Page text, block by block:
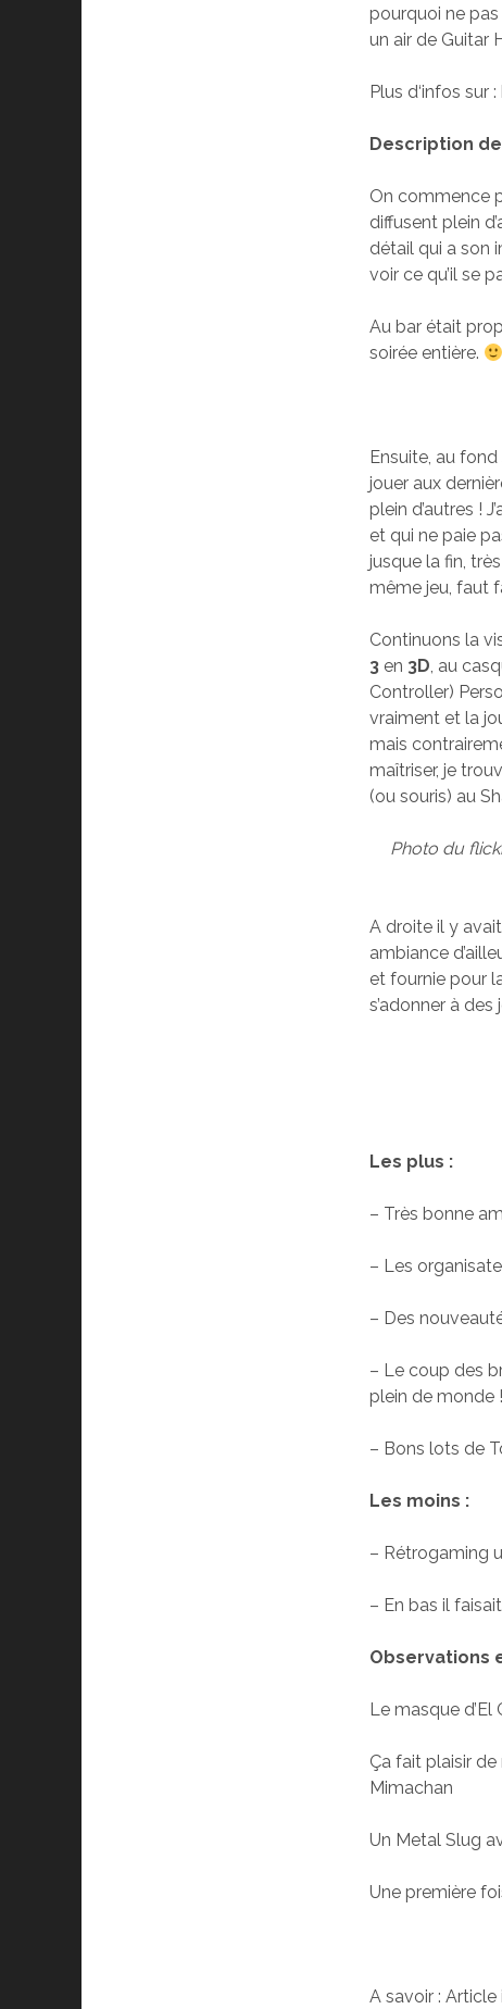
pourquoi ne
un air de Guitar
Plus d‘infos sur
Description
On commence
diffusent plein
détail qui a son
voir ce qu’il se
Au bar était
soirée entière.
Ensuite, au
jouer aux
plein d’autres !
et qui ne paie
jusque la fin,
même jeu, faut
Continuons la
3 en 3D, au
Controller)
vraiment et la
mais
maîtriser, je
(ou souris) au
Photo du
A droite il y
ambiance
et fournie pour
s’adonner à
Les plus :
– Très bonne
– Les
– Des
– Le coup des
plein de monde
– Bons lots de
Les moins :
– Rétrogaming
– En bas il
Observations
Le masque
Ça fait plaisir
Mimachan
Un Metal Slug
Une première
A savoir :